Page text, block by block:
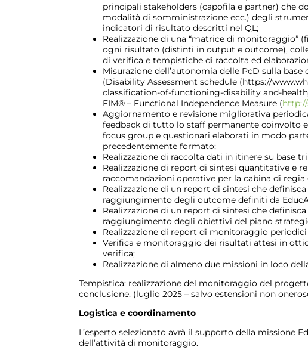
principali stakeholders (capofila e partner) che
modalità di somministrazione ecc.) degli
indicatori di risultato descritti nel QL;
Realizzazione di una “matrice di monitoraggio”
ogni risultato (distinti in output e outcome),
di verifica e tempistiche di raccolta ed
Misurazione dell’autonomia delle PcD sulla
(Disability Assessment schedule (https://
classification-of-functioning-disability and-
FIM® – Functional Independence Measure (
Aggiornamento e revisione migliorativa
feedback di tutto lo staff permanente coinvolto
focus group e questionari elaborati in modo
precedentemente formato;
Realizzazione di raccolta dati in itinere su base
Realizzazione di report di sintesi quantitative e
raccomandazioni operative per la cabina di
Realizzazione di un report di sintesi che
raggiungimento degli outcome definiti da
Realizzazione di un report di sintesi che
raggiungimento degli obiettivi del piano
Realizzazione di report di monitoraggio
Verifica e monitoraggio dei risultati attesi in
verifica;
Realizzazione di almeno due missioni in loco
Tempistica: realizzazione del monitoraggio del
conclusione. (luglio 2025 – salvo estensioni non
Logistica e coordinamento
L’esperto selezionato avrà il supporto della missione
dell’attività di monitoraggio.